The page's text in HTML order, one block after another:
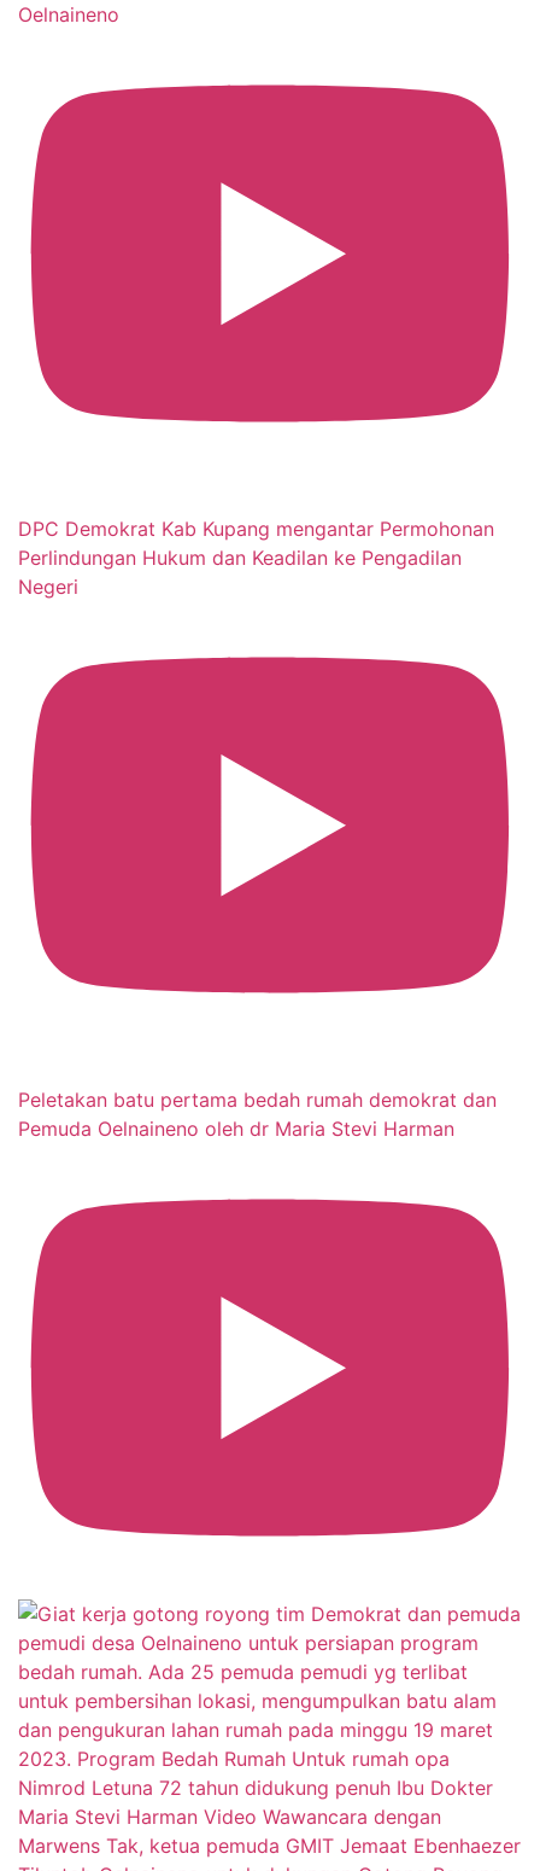
Oelnaineno
DPC Demokrat Kab Kupang mengantar Permohonan
Perlindungan Hukum dan Keadilan ke Pengadilan
Negeri
Peletakan batu pertama bedah rumah demokrat dan
Pemuda Oelnaineno oleh dr Maria Stevi Harman